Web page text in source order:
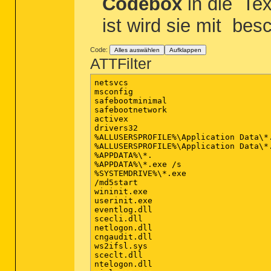
< %SYSTEMDRIVE%\*. >
[2011.03.12 16:23:10 |
[2011.03.12 20:55:02 |
[2011.10.24 20:02:56 |
[2009.07.14 07:08:56 |
[2011.03.12 16:22:39 |
[2011.03.12 19:23:16 |
[2011.03.12 18:43:35 |
[2009.07.14 05:20:08 |
[2011.10.29 15:25:26 |
[2011.10.29 15:24:42 |
[2011.10.29 15:25:36 |
[2011.03.12 16:22:39 |
[2011.03.12 16:22:39 |
[2011.10.29 15:52:28 |
[2011.03.12 16:22:48 |
[2011.10.16 17:46:58 |
< %PROGRAMFILES%\*.exe >
< %LOCALAPPDATA%\*.exe >
< %systemroot%\*. /mp /s >
ist wird sie mit
Code: Alles auswählen Aufklappen
ATTFilter
netsvcs
msconfig
safebootminimal
safebootnetwork
activex
drivers32
%ALLUSERSPROFILE%\Application
%ALLUSERSPROFILE%\Application
%APPDATA%\*.
%APPDATA%\*.exe /s
%SYSTEMDRIVE%\*.exe
/md5start
wininit.exe
userinit.exe
eventlog.dll
scecli.dll
netlogon.dll
cngaudit.dll
ws2ifsl.sys
sceclt.dll
ntelogon.dll